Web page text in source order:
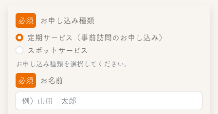
必須 お申し込み種類
定期サービス（事前訪問のお申し込み）
スポットサービス
お申し込み種類を選択してください。
必須 お名前